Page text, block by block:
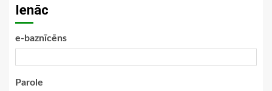
Ienāc
e-baznīcēns
Parole